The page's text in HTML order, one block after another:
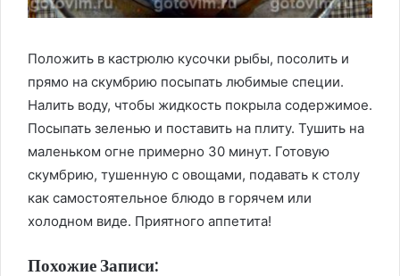
Положить в кастрюлю кусочки рыбы, посолить и
прямо на скумбрию посыпать любимые специи.
Налить воду, чтобы жидкость покрыла содержимое.
Посыпать зеленью и поставить на плиту. Тушить на
маленьком огне примерно 30 минут. Готовую
скумбрию, тушенную с овощами, подавать к столу
как самостоятельное блюдо в горячем или
холодном виде. Приятного аппетита!
Похожие Записи: